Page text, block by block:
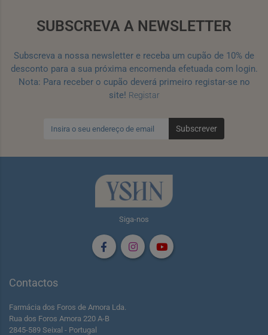
SUBSCREVA A NEWSLETTER
Subscreva a nossa newsletter e receba um cupão de 10% de
desconto para a sua próxima encomenda efetuada com login.
Nota: Para receber o cupão deverá primeiro registar-se no
site! Registar
Subscrever
Siga-nos
Contactos
Farmácia dos Foros de Amora Lda.
Rua dos Foros Amora 220 A-B
2845-589 Seixal - Portugal